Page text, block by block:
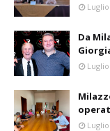
Da